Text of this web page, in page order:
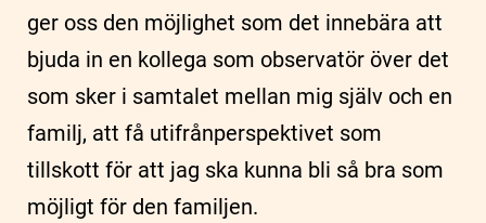
ger oss den möjlighet som det innebära att
bjuda in en kollega som observatör över det
som sker i samtalet mellan mig själv och en
familj, att få utifrånperspektivet som
tillskott för att jag ska kunna bli så bra som
möjligt för den familjen.